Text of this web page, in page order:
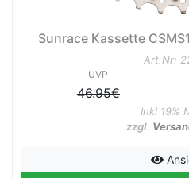
Sunrace Kassette
Art.Nr:
UVP
46.95€
Inkl 19%
zzgl.